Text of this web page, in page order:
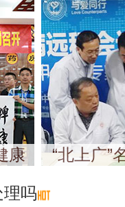
康 “北上广”
吗